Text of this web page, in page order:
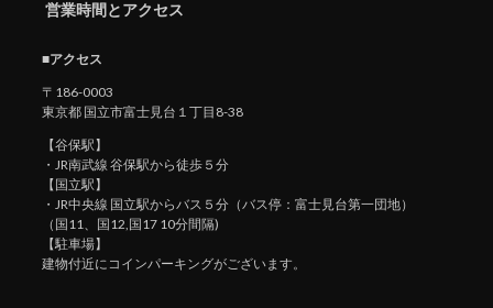
営業時間とアクセス
■アクセス
〒186-0003
東京都 国立市富士見台１丁目8-38
【谷保駅】
・JR南武線 谷保駅から徒歩５分
【国立駅】
・JR中央線 国立駅からバス５分（バス停：富士見台第一団地）
（国11、国12,国17 10分間隔)
【駐車場】
建物付近にコインパーキングがございます。